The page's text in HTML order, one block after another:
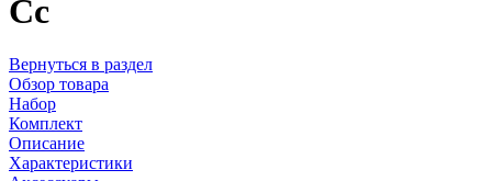
Cc
Вернуться в раздел
Обзор товара
Набор
Комплект
Описание
Характеристики